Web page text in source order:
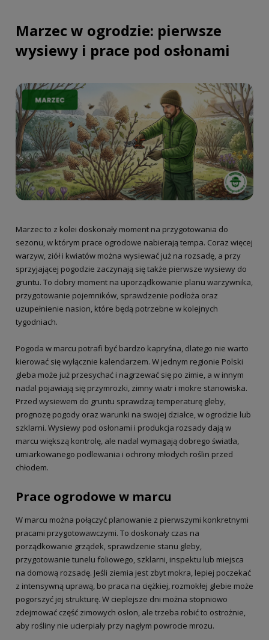
Marzec w ogrodzie: pierwsze
wysiewy i prace pod osłonami
Marzec to z kolei doskonały moment na przygotowania do
sezonu, w którym prace ogrodowe nabierają tempa. Coraz więcej
warzyw, ziół i kwiatów można wysiewać już na rozsadę, a przy
sprzyjającej pogodzie zaczynają się także pierwsze wysiewy do
gruntu. To dobry moment na uporządkowanie planu warzywnika,
przygotowanie pojemników, sprawdzenie podłoża oraz
uzupełnienie nasion, które będą potrzebne w kolejnych
tygodniach.
Pogoda w marcu potrafi być bardzo kapryśna, dlatego nie warto
kierować się wyłącznie kalendarzem. W jednym regionie Polski
gleba może już przesychać i nagrzewać się po zimie, a w innym
nadal pojawiają się przymrozki, zimny wiatr i mokre stanowiska.
Przed wysiewem do gruntu sprawdzaj temperaturę gleby,
prognozę pogody oraz warunki na swojej działce, w ogrodzie lub
szklarni. Wysiewy pod osłonami i produkcja rozsady dają w
marcu większą kontrolę, ale nadal wymagają dobrego światła,
umiarkowanego podlewania i ochrony młodych roślin przed
chłodem.
Prace ogrodowe w marcu
W marcu można połączyć planowanie z pierwszymi konkretnymi
pracami przygotowawczymi. To doskonały czas na
porządkowanie grządek, sprawdzenie stanu gleby,
przygotowanie tunelu foliowego, szklarni, inspektu lub miejsca
na domową rozsadę. Jeśli ziemia jest zbyt mokra, lepiej poczekać
z intensywną uprawą, bo praca na ciężkiej, rozmokłej glebie może
pogorszyć jej strukturę. W cieplejsze dni można stopniowo
zdejmować część zimowych osłon, ale trzeba robić to ostrożnie,
aby rośliny nie ucierpiały przy nagłym powrocie mrozu.